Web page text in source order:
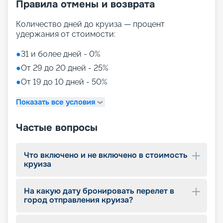
вечеринках, а также в различных интерактивных
Дети под присмотром.Благодаря широкому
спектру детских развлечений, охватывающих
путешествие на лайнере подходит для
семейного отдыха. Родители могут спокойно
расслабиться, зная, что их дети находятся под
надежным присмотром взрослых. Позвольте
и захватывающих приключений на борту нашего
найдет что-то особенное, чтобы запомнить это
плавание на всю жизнь!
Выбирайте путешествие с
«Круиз.онлайн»
Компания «Круиз.онлайн» предлагает купить
путевку в круиз 2026 - 2027 гг., который может
Правила отмены и возврата
Количество дней до круиза — процент
удержания от стоимости:
●31 и более дней - 0%
●От 29 до 20 дней - 25%
●От 19 до 10 дней - 50%
Показать все условия
Частые вопросы
Что включено и не включено в стоимость
круиза
На какую дату бронировать перелет в
город отправления круиза?